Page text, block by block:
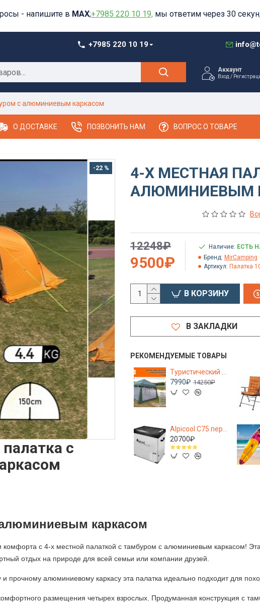
- напишите в MAX;+7985 220 10 19, мы ответим через 30
+7985 220 10 19
Аккаунт
Вход /
с алюминиевым каркасом
О ДОСТАВКЕ ПОЗВОНИТЬ НАМ ВОПРОС О ТОВАРЕ
-22 %
с
4-Х МЕСТНАЯ
АЛЮМИНИЕВЫМ
9500₽
12248₽ Наличие: ЕСТЬ
Бренд: MirCamping
Артикул: Палатка
В КОРЗИНУ
В ЗАКЛАДКИ
РЕКОМЕНДУЕМЫЕ ТОВАРЫ
7990₽ 14250₽
Alpicool С75 переносной компрессорный автохолодильник с адаптером 220/12V в комплекте
20700₽
каркасом
комфорта с 4-х местной палаткой с тамбуром с алюминиевым каркасом!
отдых на природе для всей семьи или компании друзей.
прочному алюминиевому каркасу эта палатка идеально подходит для
размещения четырех взрослых. Продуманная конструкция с